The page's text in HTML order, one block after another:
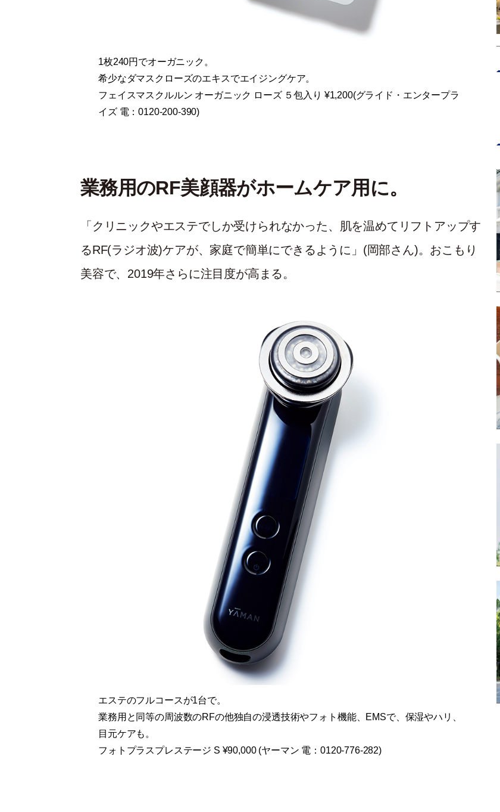
1枚240円でオーガニック 。
希少なダマスクローズのエキスでエイジングケア。
フェイスマスクルルン オーガニック ローズ ５包入り ¥1,200(グライド・エンタープラ
イズ 電：0120-200-390)
業務用のRF美顔器がホームケア用に。
「クリニックやエステでしか受けられなかった、肌を温めてリフトアップす
るRF(ラジオ波)ケアが、家庭で簡単にできるように」(岡部さん)。おこもり
美容で、2019年さらに注目度が高まる。
エステのフルコースが1台で。
業務用と同等の周波数のRFの他独自の浸透技術やフォト機能、EMSで、保湿やハリ、
目元ケアも。
フォトプラスプレステージ S ¥90,000 (ヤーマン 電：0120-776-282)